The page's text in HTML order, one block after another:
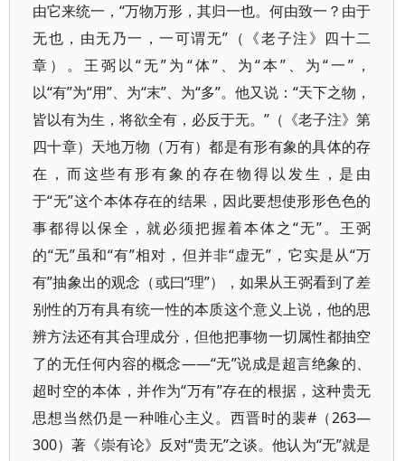
由它来统一，“万物万形，其归一也。何由致一？由于
无也，由无乃一，一可谓无”（《老子注》四十二
章）。王弼以“无”为“体”、为“本”、为“一”，
以“有”为“用”、为“末”、为“多”。他又说：“天下之物，
皆以有为生，将欲全有，必反于无。”（《老子注》第
四十章）天地万物（万有）都是有形有象的具体的存
在，而这些有形有象的存在物得以发生，是由
于“无”这个本体存在的结果，因此要想使形形色色的
事都得以保全，就必须把握着本体之“无”。王弼
的“无”虽和“有”相对，但并非“虚无”，它实是从“万
有”抽象出的观念（或曰“理”），如果从王弼看到了差
别性的万有具有统一性的本质这个意义上说，他的思
辨方法还有其合理成分，但他把事物一切属性都抽空
了的无任何内容的概念——“无”说成是超言绝象的、
超时空的本体，并作为“万有”存在的根据，这种贵无
思想当然仍是一种唯心主义。西晋时的裴#（263—
300）著《崇有论》反对“贵无”之谈。他认为“无”就是